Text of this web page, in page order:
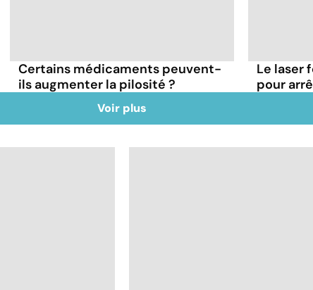
Certains médicaments peuvent-
ils augmenter la pilosité ?
Le laser
pour
Voir plus